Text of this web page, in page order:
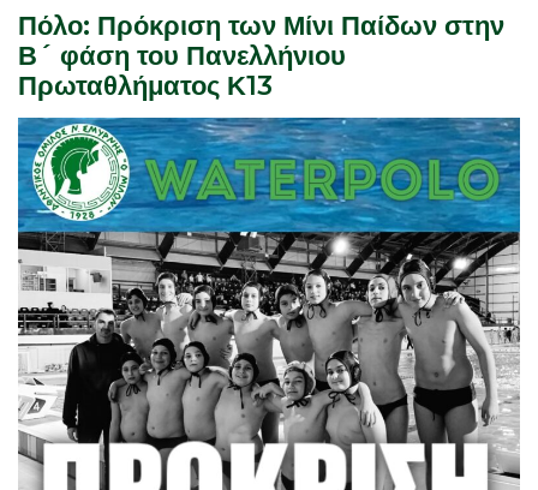
Πόλο: Πρόκριση των Μίνι Παίδων στην
Β´ φάση του Πανελλήνιου
Πρωταθλήματος Κ13